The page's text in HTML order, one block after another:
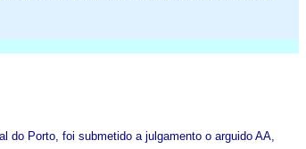
do Porto, foi submetido a julgamento o arguido AA,